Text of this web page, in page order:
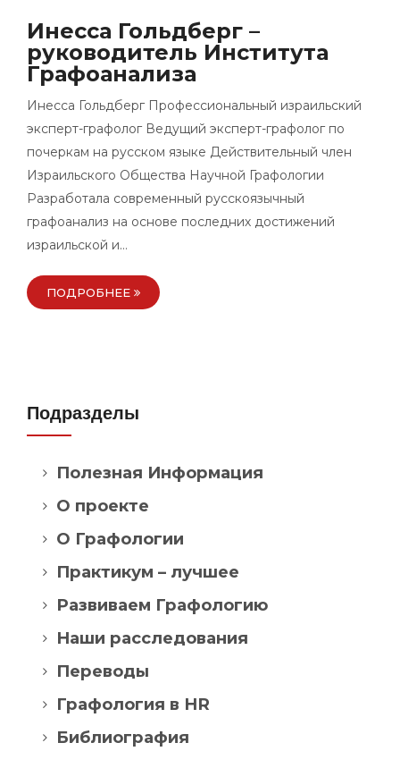
Инесса Гольдберг –
руководитель Института
Графоанализа
Инесса Гольдберг Профессиональный израильский
эксперт-графолог Ведущий эксперт-графолог по
почеркам на русском языке Действительный член
Израильского Общества Научной Графологии
Разработала современный русскоязычный
графоанализ на основе последних достижений
израильской и…
ПОДРОБНЕЕ
Подразделы
Полезная Информация
О проекте
О Графологии
Практикум – лучшее
Развиваем Графологию
Наши расследования
Переводы
Графология в HR
Библиография